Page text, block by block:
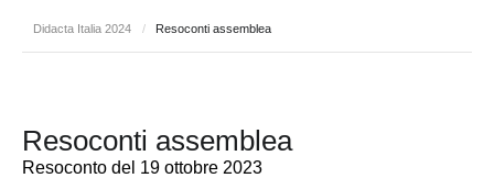
Didacta Italia 2024 / Resoconti assemblea
Resoconti assemblea
Resoconto del 19 ottobre 2023